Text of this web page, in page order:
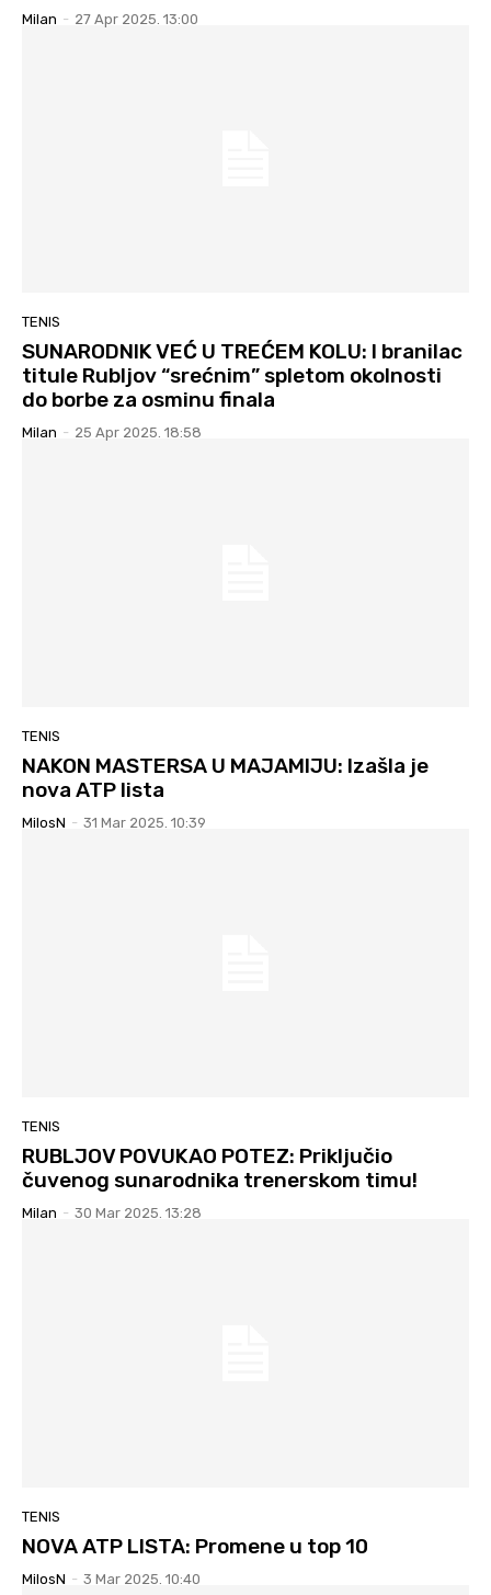
Milan - 27 Apr 2025. 13:00
TENIS
SUNARODNIK VEĆ U TREĆEM KOLU: I branilac
titule Rubljov “srećnim” spletom okolnosti
do borbe za osminu finala
Milan - 25 Apr 2025. 18:58
TENIS
NAKON MASTERSA U MAJAMIJU: Izašla je
nova ATP lista
MilosN - 31 Mar 2025. 10:39
TENIS
RUBLJOV POVUKAO POTEZ: Priključio
čuvenog sunarodnika trenerskom timu!
Milan - 30 Mar 2025. 13:28
TENIS
NOVA ATP LISTA: Promene u top 10
MilosN - 3 Mar 2025. 10:40